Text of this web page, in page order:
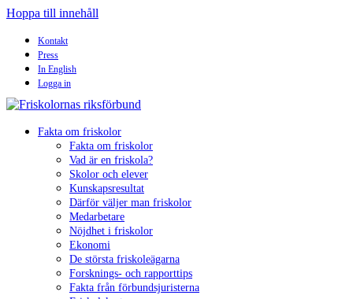
Hoppa till innehåll
Kontakt
Press
In English
Logga in
Fakta om friskolor
Fakta om friskolor
Vad är en friskola?
Skolor och elever
Kunskapsresultat
Därför väljer man friskolor
Medarbetare
Nöjdhet i friskolor
Ekonomi
De största friskoleägarna
Forsknings- och rapporttips
Fakta från förbundsjuristerna